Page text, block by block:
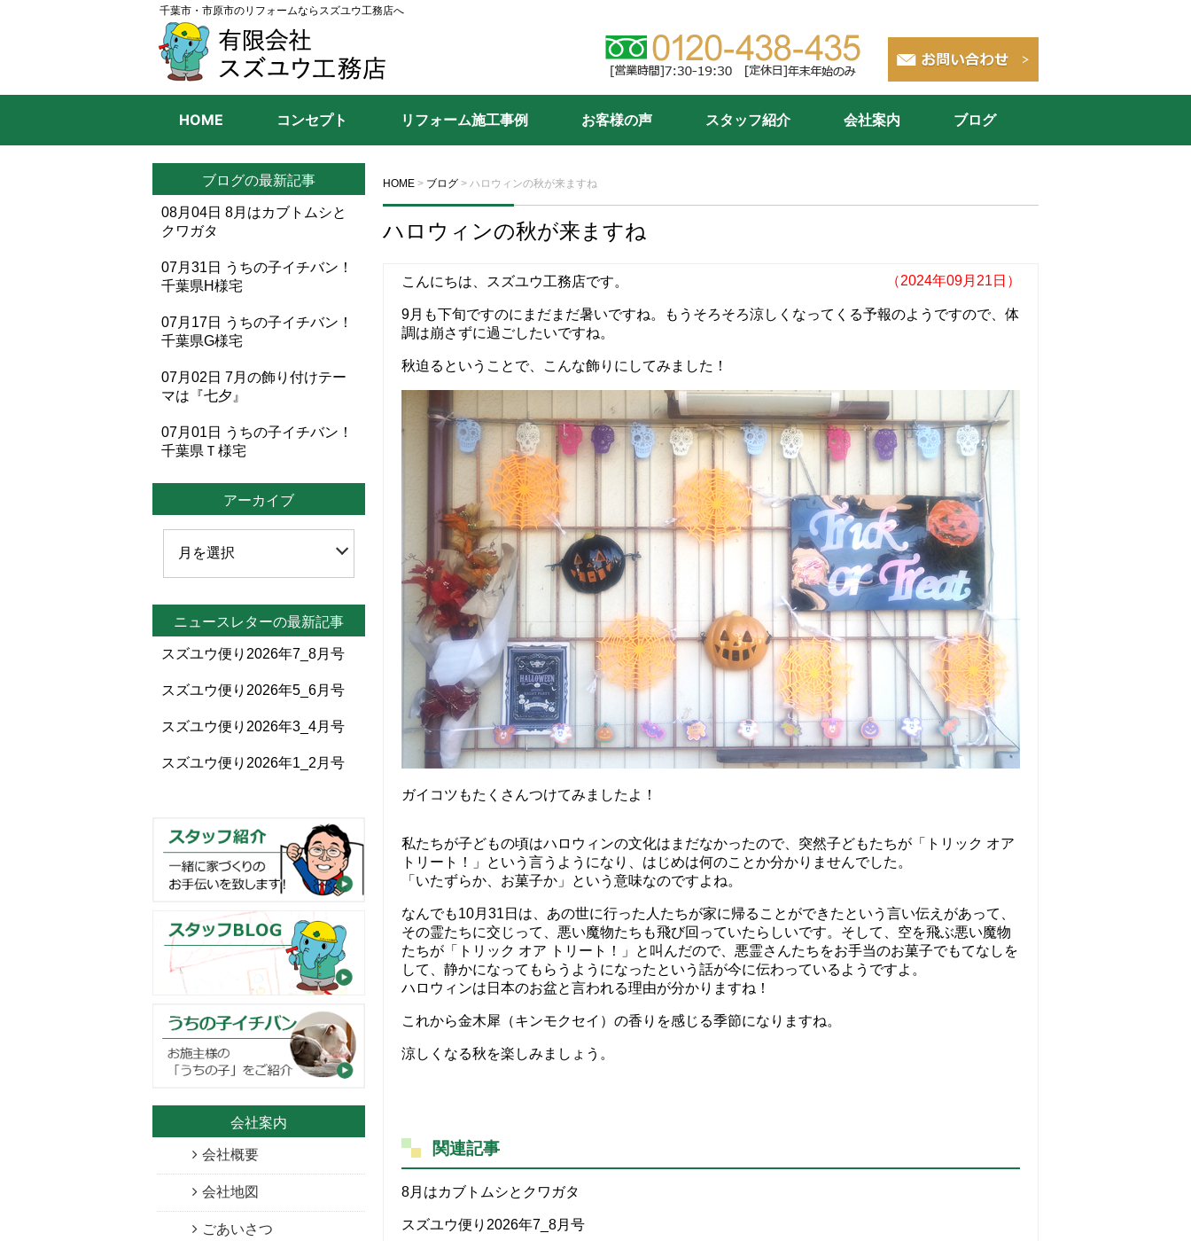
千葉市・市原市のリフォームならスズユウ工務店へ
HOME コンセプト リフォーム施工事例 お客様の声 スタッフ紹介 会社案内 ブログ
HOME > ブログ > ハロウィンの秋が来ますね
ハロウィンの秋が来ますね
（2024年09月21日）
こんにちは、スズユウ工務店です。
9月も下旬ですのにまだまだ暑いですね。もうそろそろ涼しくなってくる予報のようですので、体
調は崩さずに過ごしたいですね。
秋迫るということで、こんな飾りにしてみました！
ガイコツもたくさんつけてみましたよ！
私たちが子どもの頃はハロウィンの文化はまだなかったので、突然子どもたちが「トリック オア
トリート！」という言うようになり、はじめは何のことか分かりませんでした。
「いたずらか、お菓子か」という意味なのですよね。
なんでも10月31日は、あの世に行った人たちが家に帰ることができたという言い伝えがあって、
その霊たちに交じって、悪い魔物たちも飛び回っていたらしいです。そして、空を飛ぶ悪い魔物
たちが「トリック オア トリート！」と叫んだので、悪霊さんたちをお手当のお菓子でもてなしを
して、静かになってもらうようになったという話が今に伝わっているようですよ。
ハロウィンは日本のお盆と言われる理由が分かりますね！
これから金木犀（キンモクセイ）の香りを感じる季節になりますね。
涼しくなる秋を楽しみましょう。
関連記事
8月はカブトムシとクワガタ
スズユウ便り2026年7_8月号
ブログの最新記事
08月04日 8月はカブトムシと
クワガタ
07月31日
うちの子イチバン！
千葉県H様宅
07月17日
うちの子イチバン！
千葉県G様宅
07月02日 7月の飾り付けテー
マは『七夕』
07月01日
うちの子イチバン！
千葉県Ｔ様宅
アーカイブ
ニュースレターの最新記事
スズユウ便り2026年7_8月号
スズユウ便り2026年5_6月号
スズユウ便り2026年3_4月号
スズユウ便り2026年1_2月号
会社案内
会社概要
会社地図
ごあいさつ